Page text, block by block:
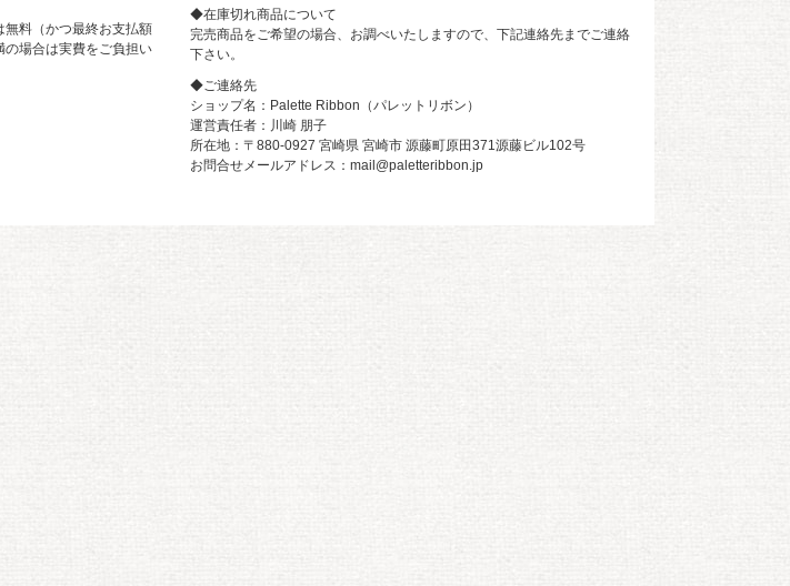
料（かつ最終お支払額
場合は実費をご負担い
◆在庫切れ商品について
完売商品をご希望の場合、お調べいたしますので、下記連絡先までご連絡
下さい。
◆ご連絡先
ショップ名：Palette Ribbon（パレットリボン）
運営責任者：川崎 朋子
所在地：〒880-0927 宮崎県 宮崎市 源藤町原田371源藤ビル102号
お問合せメールアドレス：mail@paletteribbon.jp